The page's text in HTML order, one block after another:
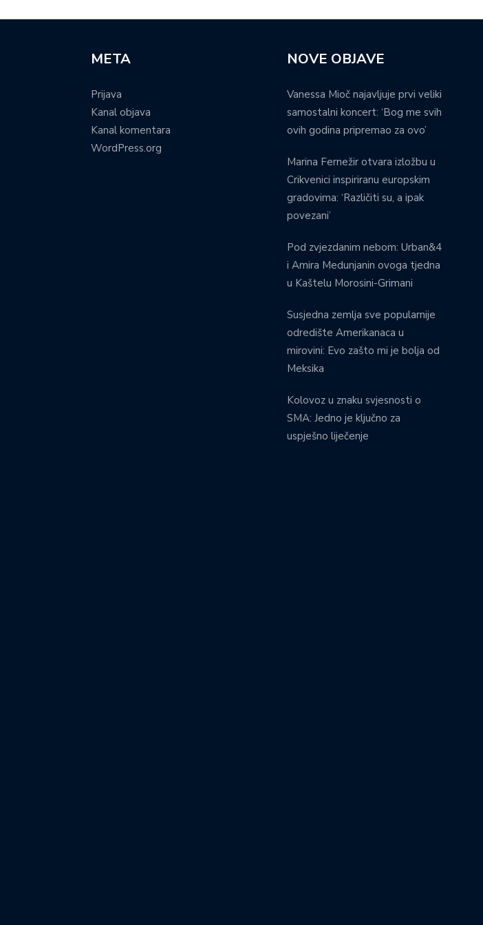
META
Prijava
Kanal objava
Kanal komentara
WordPress.org
NOVE OBJAVE
Vanessa Mioč najavljuje prvi veliki
samostalni koncert: ‘Bog me svih
ovih godina pripremao za ovo’
Marina Fernežir otvara izložbu u
Crikvenici inspiriranu europskim
gradovima: ‘Različiti su, a ipak
povezani’
Pod zvjezdanim nebom: Urban&4
i Amira Medunjanin ovoga tjedna
u Kaštelu Morosini-Grimani
Susjedna zemlja sve popularnije
odredište Amerikanaca u
mirovini: Evo zašto mi je bolja od
Meksika
Kolovoz u znaku svjesnosti o
SMA: Jedno je ključno za
uspješno liječenje